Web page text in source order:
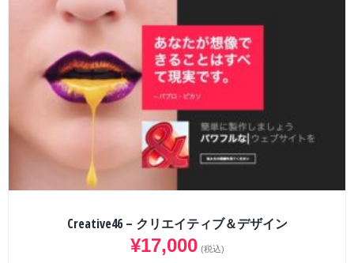
Creative46 – クリエイティブ＆デザイン
¥17,000 (税込)